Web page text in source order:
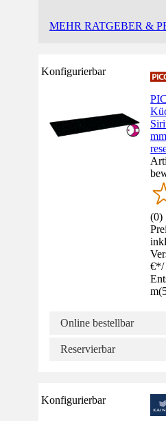
MEHR RATGEBER &
Konfigurierbar
(0)
€*/
m(
Online bestellbar
Reservierbar
Konfigurierbar